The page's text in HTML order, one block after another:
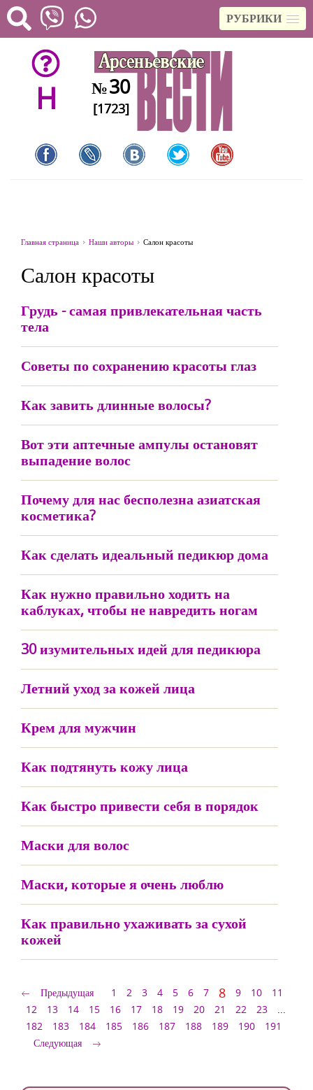
РУБРИКИ
H №30
[1723]
Главная страница Наши авторы Салон красоты
Салон красоты
Грудь - самая привлекательная часть
тела
Советы по сохранению красоты глаз
Как завить длинные волосы?
Вот эти аптечные ампулы остановят
выпадение волос
Почему для нас бесполезна азиатская
косметика?
Как сделать идеальный педикюр дома
Как нужно правильно ходить на
каблуках, чтобы не навредить ногам
30 изумительных идей для педикюра
Летний уход за кожей лица
Крем для мужчин
Как подтянуть кожу лица
Как быстро привести себя в порядок
Маски для волос
Маски, которые я очень люблю
Как правильно ухаживать за сухой
кожей
Предыдущая 1 2 3 4 5 6 7 8 9 10
11
12
13 14 15 16 17 18 19 20 21 22 23
...
182
183 184 185 186 187 188 189 190
191
Следующая